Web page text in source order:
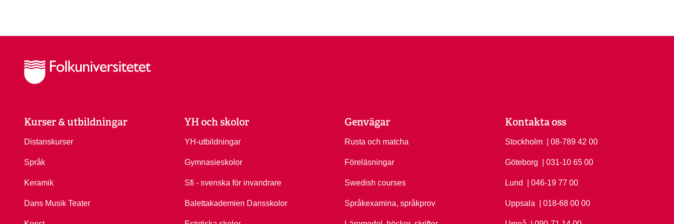
Kurser & utbildningar
Distanskurser
Språk
Keramik
Dans Musik Teater
YH och skolor
YH-utbildningar
Gymnasieskolor
Sfi - svenska för invandrare
Balettakademien Dansskolor
Genvägar
Rusta och matcha
Föreläsningar
Swedish courses
Språkexamina, språkprov
Kontakta oss
Stockholm Ring Stockholm på
| 08-789 42 00
Göteborg Ring Göteborg på
| 031-10 65 00
Lund Ring Lund på
| 046-19 77 00
Uppsala Ring Uppsala på
| 018-68 00 00